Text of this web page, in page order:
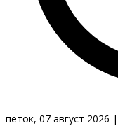
петок, 07 август 2026 |